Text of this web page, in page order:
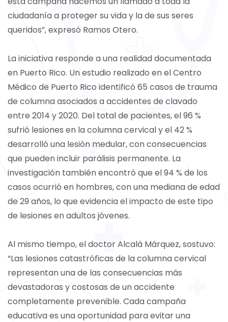
ciudadanía a proteger su vida y la de sus seres
queridos”, expresó Ramos Otero.
La iniciativa responde a una realidad documentada
en Puerto Rico. Un estudio realizado en el Centro
Médico de Puerto Rico identificó 65 casos de trauma
de columna asociados a accidentes de clavado
entre 2014 y 2020. Del total de pacientes, el 96 %
sufrió lesiones en la columna cervical y el 42 %
desarrolló una lesión medular, con consecuencias
que pueden incluir parálisis permanente. La
investigación también encontró que el 94 % de los
casos ocurrió en hombres, con una mediana de edad
de 29 años, lo que evidencia el impacto de este tipo
de lesiones en adultos jóvenes.
Al mismo tiempo, el doctor Alcalá Márquez, sostuvo:
“Las lesiones catastróficas de la columna cervical
representan una de las consecuencias más
devastadoras y costosas de un accidente
completamente prevenible. Cada campaña
educativa es una oportunidad para evitar una